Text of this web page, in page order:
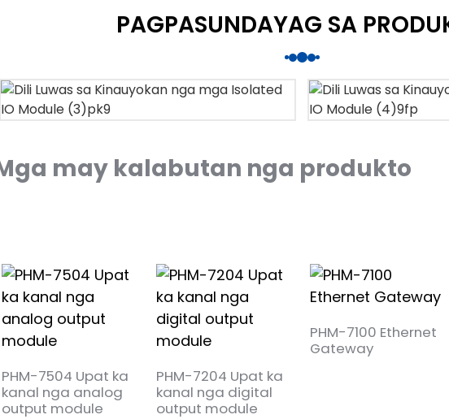
PAGPASUNDAYAG SA
may kalabutan nga produkto
PHM-7504 Upat ka
kanal nga analog
output module
PHM-7204 Upat ka
kanal nga digital
output module
PHM-7100 Ethernet
Gateway